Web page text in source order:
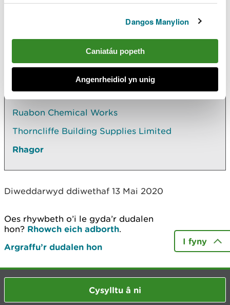
Dangos Manylion
Caniatáu popeth
Angenrheidiol yn unig
Archwilio mwy
Yn yr adran hon hefyd
RJS Civil Engineering Ltd - Parry's Quarry
Ruabon Chemical Works
Thorncliffe Building Supplies Limited
Rhagor
Diweddarwyd ddiwethaf 13 Mai 2020
Oes rhywbeth o’i le gyda’r dudalen
hon? Rhowch eich adborth.
Argraffu’r dudalen hon
I fyny
Cysylltu â ni